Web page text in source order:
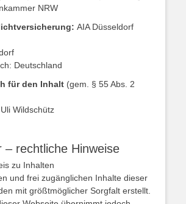
NRW
AIA Düsseldorf
Deutschland
für den Inhalt (gem. § 55 Abs. 2
Wildschütz
– rechtliche Hinweise
zu Inhalten
und frei zugänglichen Inhalte dieser
mit größtmöglicher Sorgfalt erstellt.